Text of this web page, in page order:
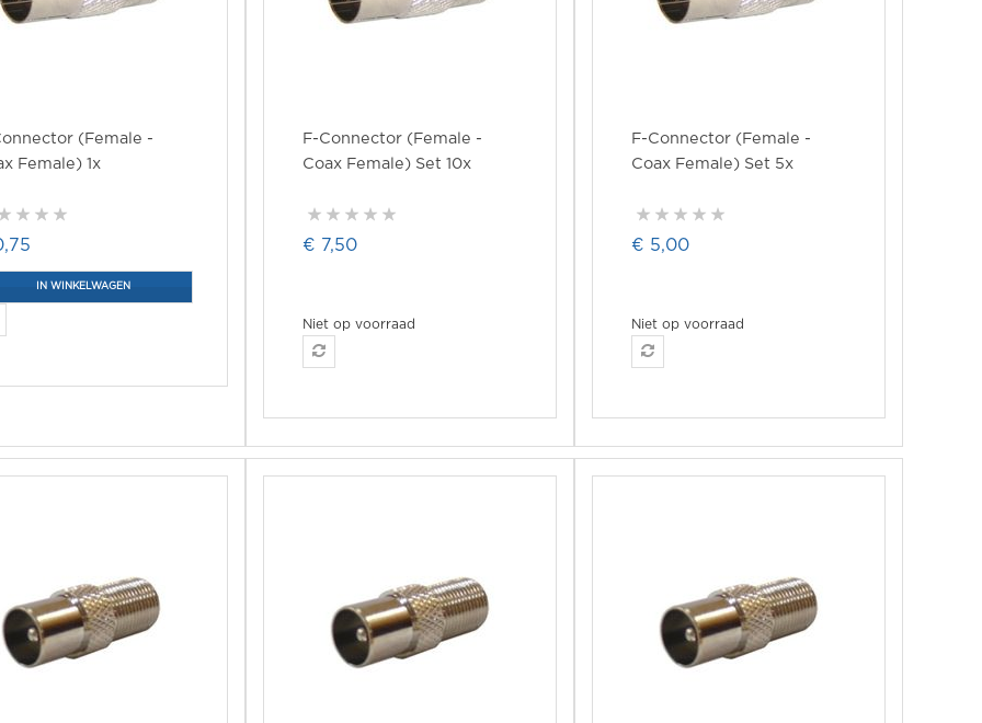
(Female -
Female) 1x
IN WINKELWAGEN
F-Connector (Female -
Coax Female) Set 10x
€ 7,50
Niet op voorraad
F-Connector (Female -
Coax Female) Set 5x
€ 5,00
Niet op voorraad